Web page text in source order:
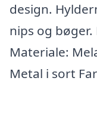
design.
nips og bøger.
Materiale:
Metal i sort